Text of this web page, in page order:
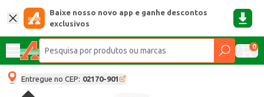
Baixe nosso novo app e ganhe descontos
exclusivos
0
Entregue no CEP: 02170-901